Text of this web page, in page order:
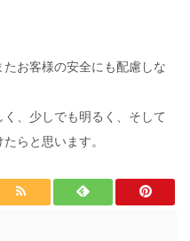
お客様の安全にも配慮しな
、少しでも明るく、そして
らと思います。